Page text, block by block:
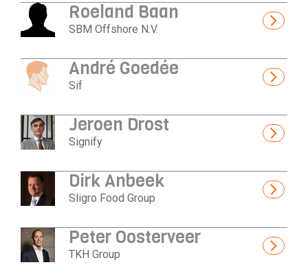
Roeland Baan
SBM Offshore N.V.
André Goedée
Sif
Jeroen Drost
Signify
Dirk Anbeek
Sligro Food Group
Peter Oosterveer
TKH Group